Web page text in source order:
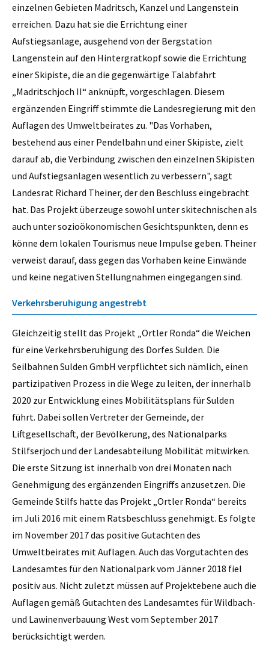
einzelnen Gebieten Madritsch, Kanzel und Langenstein
erreichen. Dazu hat sie die Errichtung einer
Aufstiegsanlage, ausgehend von der Bergstation
Langenstein auf den Hintergratkopf sowie die Errichtung
einer Skipiste, die an die gegenwärtige Talabfahrt
„Madritschjoch II“ anknüpft, vorgeschlagen. Diesem
ergänzenden Eingriff stimmte die Landesregierung mit den
Auflagen des Umweltbeirates zu. "Das Vorhaben,
bestehend aus einer Pendelbahn und einer Skipiste, zielt
darauf ab, die Verbindung zwischen den einzelnen Skipisten
und Aufstiegsanlagen wesentlich zu verbessern", sagt
Landesrat Richard Theiner, der den Beschluss eingebracht
hat. Das Projekt überzeuge sowohl unter skitechnischen als
auch unter sozioökonomischen Gesichtspunkten, denn es
könne dem lokalen Tourismus neue Impulse geben. Theiner
verweist darauf, dass gegen das Vorhaben keine Einwände
und keine negativen Stellungnahmen eingegangen sind.
Verkehrsberuhigung angestrebt
Gleichzeitig stellt das Projekt „Ortler Ronda“ die Weichen
für eine Verkehrsberuhigung des Dorfes Sulden. Die
Seilbahnen Sulden GmbH verpflichtet sich nämlich, einen
partizipativen Prozess in die Wege zu leiten, der innerhalb
2020 zur Entwicklung eines Mobilitätsplans für Sulden
führt. Dabei sollen Vertreter der Gemeinde, der
Liftgesellschaft, der Bevölkerung, des Nationalparks
Stilfserjoch und der Landesabteilung Mobilität mitwirken.
Die erste Sitzung ist innerhalb von drei Monaten nach
Genehmigung des ergänzenden Eingriffs anzusetzen. Die
Gemeinde Stilfs hatte das Projekt „Ortler Ronda“ bereits
im Juli 2016 mit einem Ratsbeschluss genehmigt. Es folgte
im November 2017 das positive Gutachten des
Umweltbeirates mit Auflagen. Auch das Vorgutachten des
Landesamtes für den Nationalpark vom Jänner 2018 fiel
positiv aus. Nicht zuletzt müssen auf Projektebene auch die
Auflagen gemäß Gutachten des Landesamtes für Wildbach-
und Lawinenverbauung West vom September 2017
berücksichtigt werden.